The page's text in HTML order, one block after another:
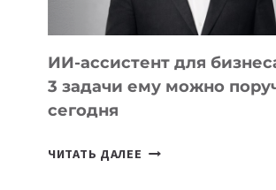
ИИ-ассистент для
3 задачи ему можно
сегодня
ЧИТАТЬ ДАЛЕЕ ИИ-